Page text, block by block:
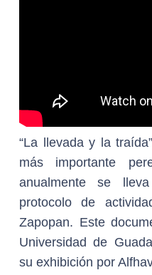
“La llevada y la
más importante
anualmente se
protocolo de
Zapopan. Este
Universidad de
su exhibición por